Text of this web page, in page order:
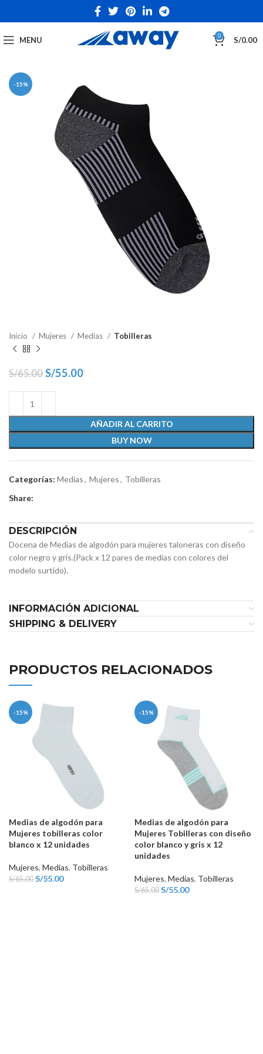
MENU 0 S/0.00
-15%
Inicio Mujeres Medias Tobilleras
S/65.00 S/55.00
AÑADIR AL CARRITO
BUY NOW
Categorías: Medias, Mujeres, Tobilleras
Share:
DESCRIPCIÓN
Docena de Medias de algodón para mujeres taloneras con diseño
color negro y gris.(Pack x 12 pares de medias con colores del
modelo surtido).
INFORMACIÓN ADICIONAL
SHIPPING & DELIVERY
PRODUCTOS RELACIONADOS
-15%
Medias de algodón para
Mujeres tobilleras color
blanco x 12 unidades
Mujeres, Medias, Tobilleras
S/65.00 S/55.00
-15%
Medias de algodón para
Mujeres Tobilleras con diseño
color blanco y gris x 12
unidades
Mujeres, Medias, Tobilleras
S/65.00 S/55.00